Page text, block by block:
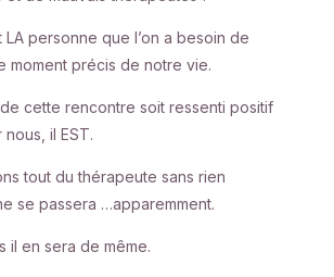
LA personne que l’on a besoin de
moment précis de notre vie.
cette rencontre soit ressenti positif
il EST.
tout du thérapeute sans rien
se passera …apparemment.
il en sera de même.